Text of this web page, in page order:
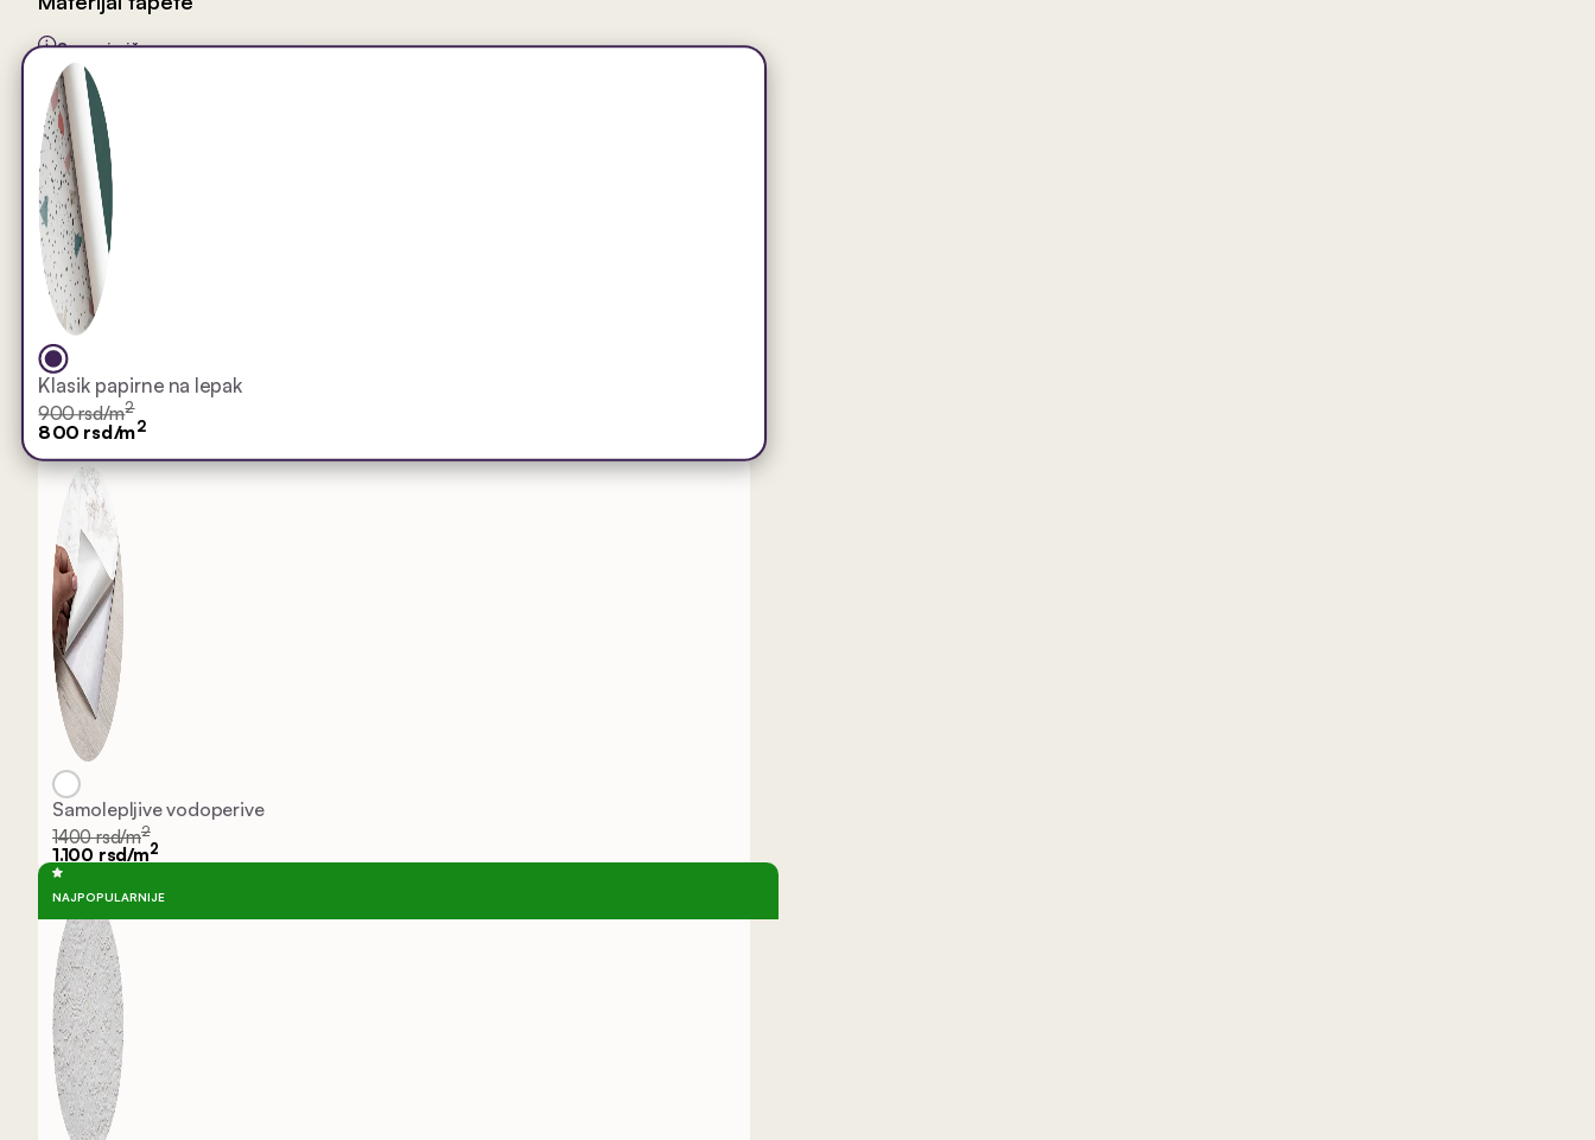
Saznaj više
Klasik papirne na lepak
900 rsd/m2
800 rsd/m2
Samolepljive vodoperive
1400 rsd/m2
1.100 rsd/m2
NAJPOPULARNIJE